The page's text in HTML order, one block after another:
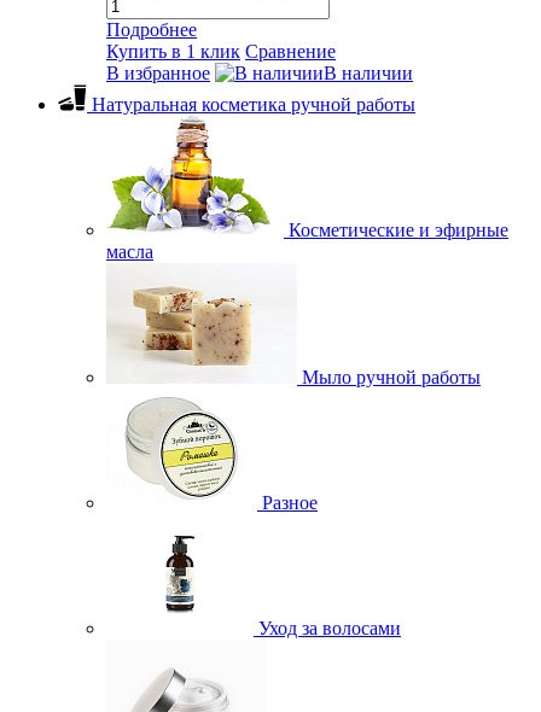
Подробнее
Купить в 1 клик Сравнение
В избранное
В наличии
Натуральная косметика ручной работы
Косметические и эфирные
масла
Мыло ручной работы
Разное
Уход за волосами